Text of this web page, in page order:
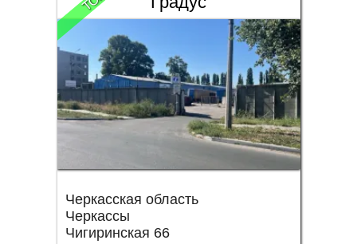
Черкасская область
Черкассы
Чигиринская 66